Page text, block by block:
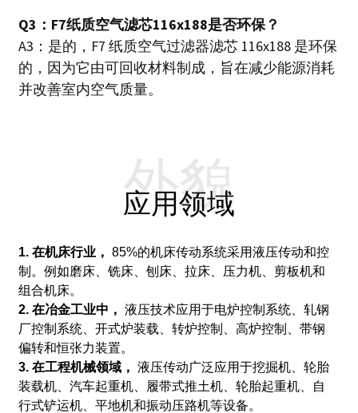
Q3：F7纸质空气滤芯116x188是否环保？
A3：是的，F7 纸质空气过滤器滤芯 116x188 是环保
的，因为它由可回收材料制成，旨在减少能源消耗
并改善室内空气质量。
应用领域
外貌
1. 在机床行业， 85%的机床传动系统采用液压传动和控
制。 例如磨床、铣床、刨床、拉床、压力机、剪板机和
组合机床。
2. 在冶金工业中， 液压技术应用于电炉控制系统、轧钢
厂控制系统、开式炉装载、转炉控制、高炉控制、带钢
偏转和恒张力装置。
3. 在工程机械领域， 液压传动广泛应用于挖掘机、轮胎
装载机、汽车起重机、履带式推土机、轮胎起重机、自
行式铲运机、平地机和振动压路机等设备。